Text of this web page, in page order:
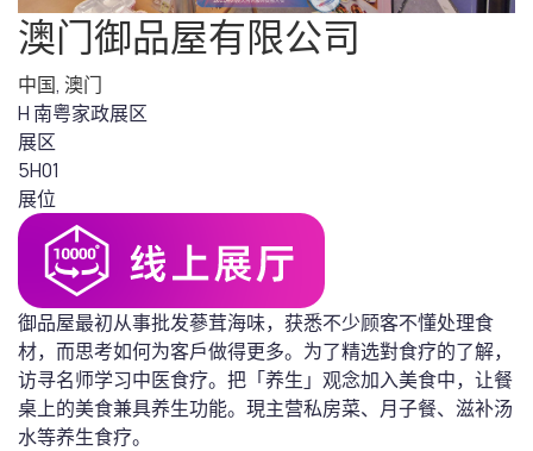
澳门御品屋有限公司
中国, 澳门
H 南粤家政展区
展区
5H01
展位
御品屋最初从事批发蔘茸海味，获悉不少顾客不懂处理食
材，而思考如何为客戶做得更多。为了精选對食疗的了解，
访寻名师学习中医食疗。把「养生」观念加入美食中，让餐
桌上的美食兼具养生功能。現主营私房菜、月子餐、滋补汤
水等养生食疗。